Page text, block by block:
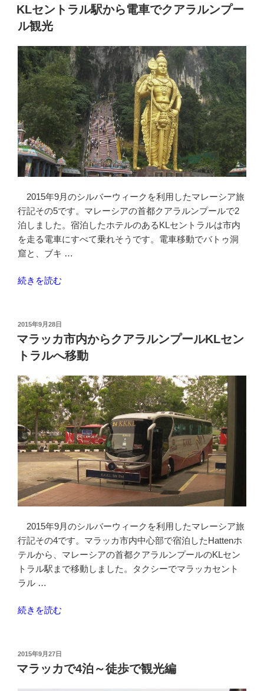
申
し
ん
だ
が
ハ
ズ
レ
て
払
い
戻
れ
た
末”
稿
日:
KLセントラル駅から電車でクアラルンプー
ル観光
2015年9月のシルバーウィークを利用したマレーシア旅
行記その5です。マレーシアの首都クアラルンプールで2
泊しました。宿泊したホテルのあるKLセントラルは市内
を走る電車にすべて乗れそうです。電車移動でバトゥ洞
窟と、ブキ …
“KL
ト
ラ
ル
駅
か
ら
電
車
で
ク
ア
ラ
ル
ン
ー
続きを読む
投
稿
日:
2015年9月28日
マラッカ市内からクアラルンプールKLセン
トラルへ移動
2015年9月のシルバーウィークを利用したマレーシア旅
行記その4です。マラッカ市内中心部で宿泊したHattenホ
テルから、マレーシアの首都クアラルンプールのKLセン
トラル駅まで移動しました。タクシーでマラッカセント
ラル …
“マ
カ
市
続きを読む
投
稿
日:
2015年9月27日
マラッカで4泊～徒歩で観光編